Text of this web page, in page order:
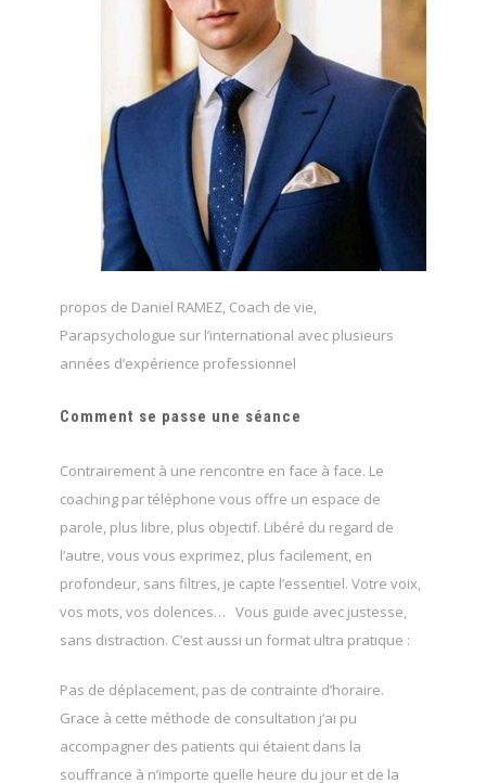
propos de Daniel RAMEZ, Coach de vie,
Parapsychologue sur l’international avec plusieurs
années d’expérience professionnel
Comment se passe une séance
Contrairement à une rencontre en face à face. Le
coaching par téléphone vous offre un espace de
parole, plus libre, plus objectif. Libéré du regard de
l’autre, vous vous exprimez, plus facilement, en
profondeur, sans filtres, je capte l’essentiel. Votre voix,
vos mots, vos dolences… Vous guide avec justesse,
sans distraction. C’est aussi un format ultra pratique :
Pas de déplacement, pas de contrainte d’horaire.
Grace à cette méthode de consultation j’ai pu
accompagner des patients qui étaient dans la
souffrance à n’importe quelle heure du jour et de la